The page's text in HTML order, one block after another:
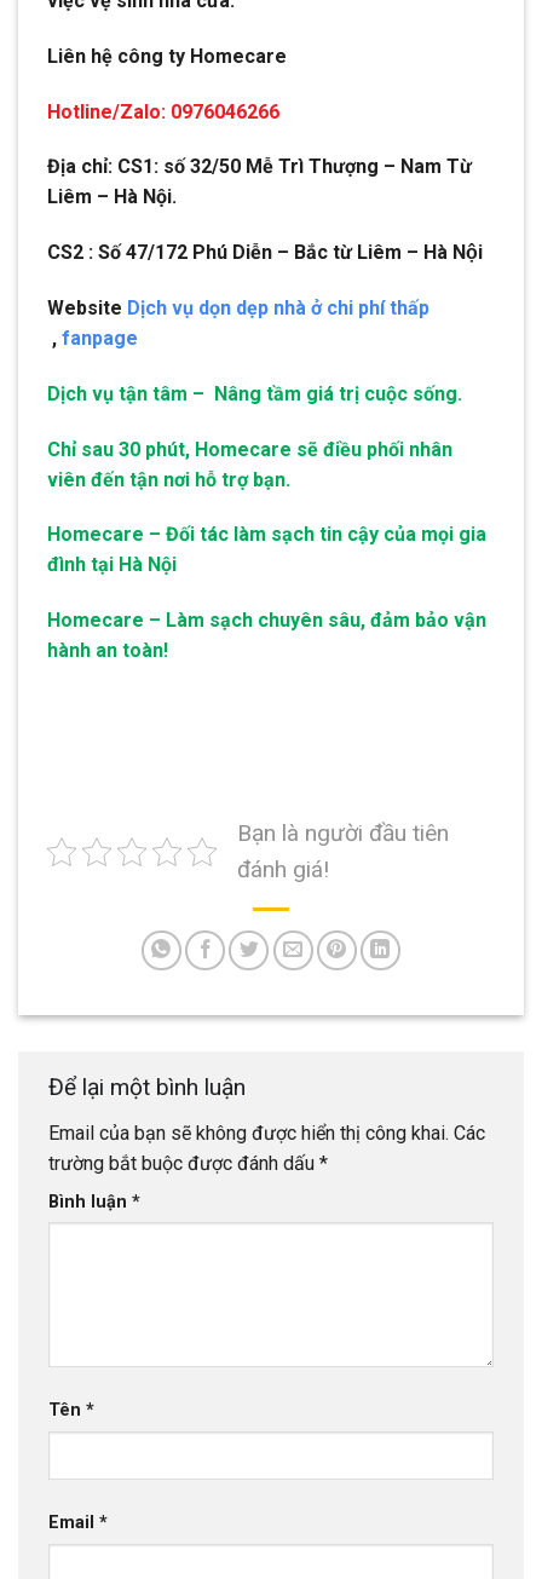
Liên hệ công ty Homecare
Hotline/Zalo: 0976046266
Địa chỉ: CS1: số 32/50 Mễ Trì Thượng – Nam Từ
Liêm – Hà Nội.
CS2 : Số 47/172 Phú Diễn – Bắc từ Liêm – Hà Nội
Website Dịch vụ dọn dẹp nhà ở chi phí thấp
, fanpage
Dịch vụ tận tâm – Nâng tầm giá trị cuộc sống.
Chỉ sau 30 phút, Homecare sẽ điều phối nhân
viên đến tận nơi hỗ trợ bạn.
Homecare – Đối tác làm sạch tin cậy của mọi gia
đình tại Hà Nội
Homecare – Làm sạch chuyên sâu, đảm bảo vận
hành an toàn!
Bạn là người đầu tiên
đánh giá!
Để lại một bình luận
Email của bạn sẽ không được hiển thị công khai. Các
trường bắt buộc được đánh dấu *
Bình luận *
Tên *
Email *